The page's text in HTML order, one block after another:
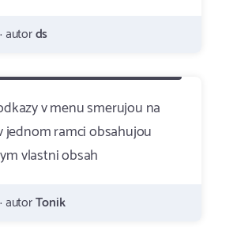
autords
v menu smerujou na
jednom ramci obsahujou
vlastni obsah
autorTonik